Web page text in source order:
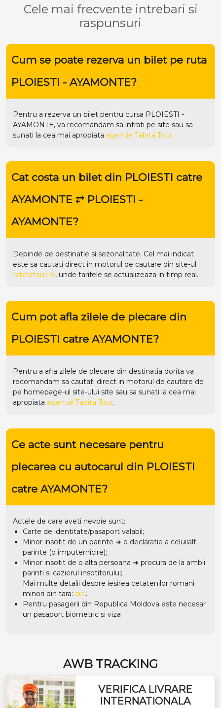
Cele mai frecvente intrebari si
raspunsuri
Cum se poate rezerva un bilet pe ruta
PLOIESTI - AYAMONTE?
Pentru a rezerva un bilet pentru cursa PLOIESTI -
AYAMONTE, va recomandam sa intrati pe site sau sa
sunati la cea mai apropiata agentie Tabita Tour.
Cat costa un bilet din PLOIESTI catre
AYAMONTE ⥂ PLOIESTI -
AYAMONTE?
Depinde de destinatie si sezonalitate. Cel mai indicat
este sa cautati direct in motorul de cautare din site-ul
tabitatour.ro, unde tarifele se actualizeaza in timp real.
Cum pot afla zilele de plecare din
PLOIESTI catre AYAMONTE?
Pentru a afla zilele de plecare din destinatia dorita va
recomandam sa cautati direct in motorul de cautare de
pe homepage-ul site-ului site sau sa sunati la cea mai
apropiata agentie Tabita Tour.
Ce acte sunt necesare pentru
plecarea cu autocarul din PLOIESTI
catre AYAMONTE?
Actele de care aveti nevoie sunt:
Carte de identitate/pasaport valabil;
Minor insotit de un parinte ➜ o declaratie a celuilalt
parinte (o imputernicire);
Minor insotit de o alta persoana ➜ procura de la ambii
parinti si cazierul insotitorului;
Mai multe detalii despre iesirea cetatenilor romani
minori din tara: aici.
Pentru pasagerii din Republica Moldova este necesar
un pasaport biometric si viza
AWB TRACKING
VERIFICA LIVRARE
INTERNATIONALA